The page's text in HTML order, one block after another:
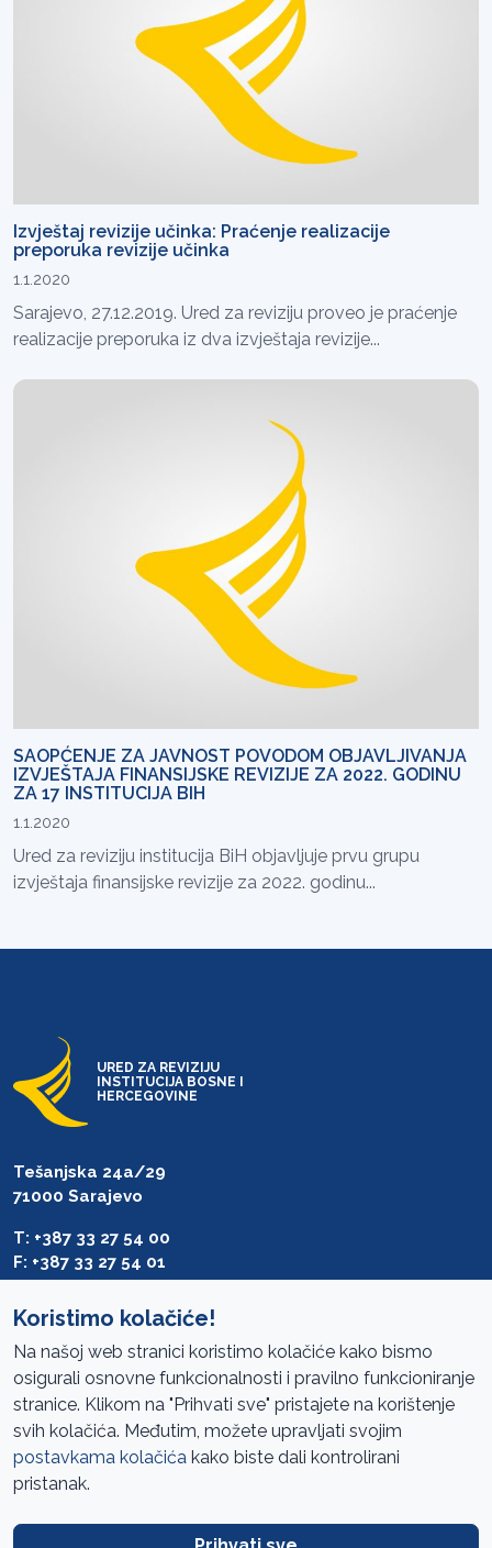
Izvještaj revizije učinka: Praćenje realizacije
preporuka revizije učinka
1.1.2020
Sarajevo, 27.12.2019. Ured za reviziju proveo je praćenje
realizacije preporuka iz dva izvještaja revizije...
SAOPĆENJE ZA JAVNOST POVODOM OBJAVLJIVANJA
IZVJEŠTAJA FINANSIJSKE REVIZIJE ZA 2022. GODINU
ZA 17 INSTITUCIJA BIH
1.1.2020
Ured za reviziju institucija BiH objavljuje prvu grupu
izvještaja finansijske revizije za 2022. godinu...
URED ZA REVIZIJU
INSTITUCIJA BOSNE I
HERCEGOVINE
Tešanjska 24a/29
71000 Sarajevo
T: +387 33 27 54 00
F: +387 33 27 54 01
Pristup informacijama
Mapa sajta
Oglasi
Koristimo kolačiće!
Na našoj web stranici koristimo kolačiće kako bismo
osigurali osnovne funkcionalnosti i pravilno funkcioniranje
stranice. Klikom na "Prihvati sve" pristajete na korištenje
svih kolačića. Međutim, možete upravljati svojim
postavkama kolačića kako biste dali kontrolirani
pristanak.